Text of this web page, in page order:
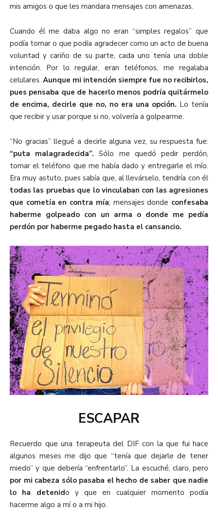
mis amigos o que les mandara mensajes con amenazas.
Cuando él me daba algo no eran “simples regalos” que
podía tomar o que podía agradecer como un acto de buena
voluntad y cariño de su parte, cada uno tenía una doble
intención. Por lo regular, eran teléfonos, me regalaba
celulares. Aunque mi intención siempre fue no recibirlos,
pues pensaba que de hacerlo menos podría quitármelo
de encima, decirle que no, no era una opción. Lo tenía
que recibir y usar porque si no, volvería a golpearme.
“No gracias” llegué a decirle alguna vez, su respuesta fue:
“puta malagradecida”. Sólo me quedó pedir perdón,
tomar el teléfono que me había dado y entregarle el mío.
Era muy astuto, pues sabía que, al llevárselo, tendría con él
todas las pruebas que lo vinculaban con las agresiones
que cometía en contra mía; mensajes donde confesaba
haberme golpeado con un arma o donde me pedía
perdón por haberme pegado hasta el cansancio.
ESCAPAR
Recuerdo que una terapeuta del DIF con la que fui hace
algunos meses me dijo que “tenía que dejarle de tener
miedo” y que debería “enfrentarlo”. La escuché, claro, pero
por mi cabeza sólo pasaba el hecho de saber que nadie
lo ha detenido y que en cualquier momento podía
hacerme algo a mí o a mi hijo.